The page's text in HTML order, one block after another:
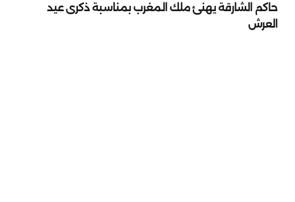
حاكم الشارقة يهنئ ملك المغرب بمناسبة ذكرى عيد
العرش